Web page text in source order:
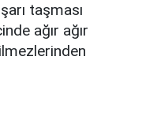
taşması
ağır ağır